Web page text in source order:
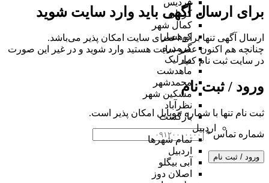
برای ارسال آگهی باید وارد سایت شوید
ارسال آگهی تنها برای اعضای سایت امکان پذیر می‌باشد.
چنانچه هم‌ اکنون عضو سایت هستید وارد شوید و در غیر این صورت
در سایت ثبت نام کنید
ورود / ثبت نام
ثبت نام تنها با شماره موبایل امکان پذیر است.
شماره تماس*
ورود / ثبت نام
فردیس
کردان
کمال شهر
کوهسار
گرمدره
مارلیک
ماهدشت
محمدشهر
مشکین شهر
نظرآباد
بازگشت
اردبیل
تمام شهر‌ها
اردبیل
آبی بیگلو
اصلان دوز